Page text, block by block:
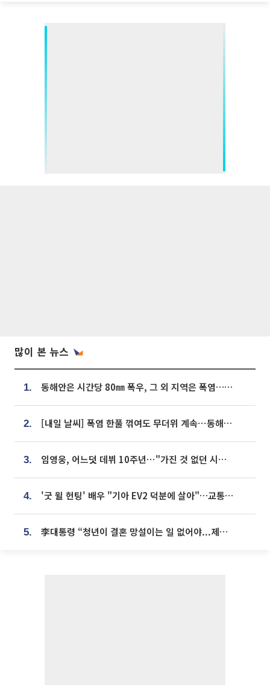
많이 본 뉴스
1. 동해안은 시간당 80㎜ 폭우, 그 외 지역은 폭염…‘극과 극 날씨’
2. [내일 날씨] 폭염 한풀 꺾여도 무더위 계속⋯동해안 이틀 연속 비
3. 임영웅, 어느덧 데뷔 10주년⋯"가진 것 없던 시절, 내 앞엔 20명의 팬뿐"
4. '굿 윌 헌팅' 배우 "기아 EV2 덕분에 살아"…교통사고 후 안전성 극찬
5. 李대통령 “청년이 결혼 망설이는 일 없어야...제도상 불이익 조사”